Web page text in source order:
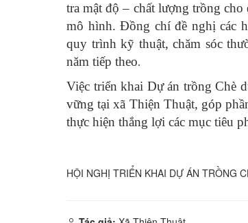
tra mật độ – chất lượng trồng
mô hình. Đồng chí đề nghị các
quy trình kỹ thuật, chăm sóc
năm tiếp theo.
Việc triển khai Dự án trồng Chè
vững tại xã Thiện Thuật, góp
thực hiện thắng lợi các mục tiêu
HỘI NGHỊ TRIỂN KHAI DỰ ÁN TRỒNG